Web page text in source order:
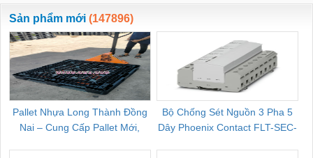
ewara
CHUA CHAY
Sản phẩm mới (147896)
Pallet Nhựa Long Thành Đồng
Nai – Cung Cấp Pallet Mới,
Bộ Chống Sét Nguồn 3 Pha 5
Dây Phoenix Contact FLT-SEC-